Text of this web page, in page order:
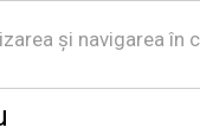
și navigarea în